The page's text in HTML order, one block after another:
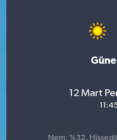
12 Mart
Nem: %32,